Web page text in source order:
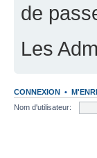
de
Les
CONNEXION •
Nom d'utilisateur: